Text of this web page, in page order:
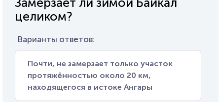
целиком?
Варианты ответов:
Почти, не замерзает только участок
протяжённостью около 20 км,
находящегося в истоке Ангары